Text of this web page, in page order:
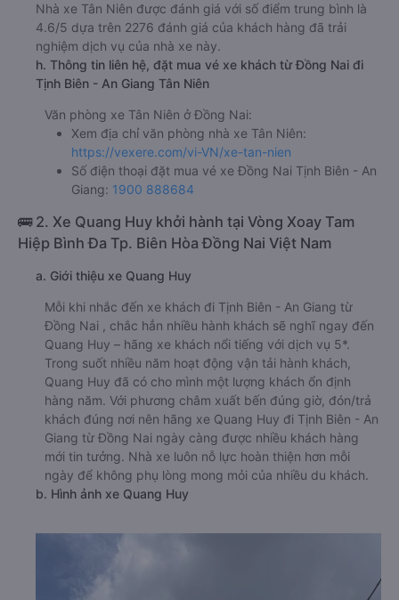
Nhà xe Tân Niên được đánh giá với số điểm trung bình là
4.6/5 dựa trên 2276 đánh giá của khách hàng đã trải
nghiệm dịch vụ của nhà xe này.
h. Thông tin liên hệ, đặt mua vé xe khách từ Đồng Nai đi
Tịnh Biên - An Giang Tân Niên
Văn phòng xe Tân Niên ở Đồng Nai:
Xem địa chỉ văn phòng nhà xe Tân Niên:
https://vexere.com/vi-VN/xe-tan-nien
Số điện thoại đặt mua vé xe Đồng Nai Tịnh Biên - An
Giang: 1900 888684
🚌 2. Xe Quang Huy khởi hành tại Vòng Xoay Tam
Hiệp Bình Đa Tp. Biên Hòa Đồng Nai Việt Nam
a. Giới thiệu xe Quang Huy
Mỗi khi nhắc đến xe khách đi Tịnh Biên - An Giang từ
Đồng Nai , chắc hẳn nhiều hành khách sẽ nghĩ ngay đến
Quang Huy – hãng xe khách nổi tiếng với dịch vụ 5*.
Trong suốt nhiều năm hoạt động vận tải hành khách,
Quang Huy đã có cho mình một lượng khách ổn định
hàng năm. Với phương châm xuất bến đúng giờ, đón/trả
khách đúng nơi nên hãng xe Quang Huy đi Tịnh Biên - An
Giang từ Đồng Nai ngày càng được nhiều khách hàng
mới tin tưởng. Nhà xe luôn nỗ lực hoàn thiện hơn mỗi
ngày để không phụ lòng mong mỏi của nhiều du khách.
b. Hình ảnh xe Quang Huy